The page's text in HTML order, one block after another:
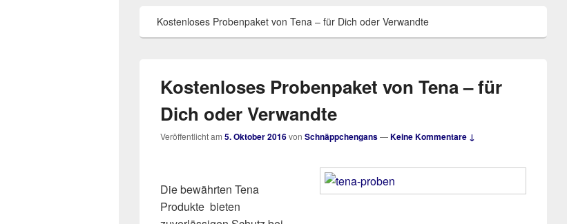
Kostenloses Probenpaket von Tena – für Dich oder Verwandte
Kostenloses Probenpaket von Tena – für
Dich oder Verwandte
Veröffentlicht am 5. Oktober 2016von Schnäppchengans—Keine Kommentare ↓
Die bewährten Tena
Produkte bieten